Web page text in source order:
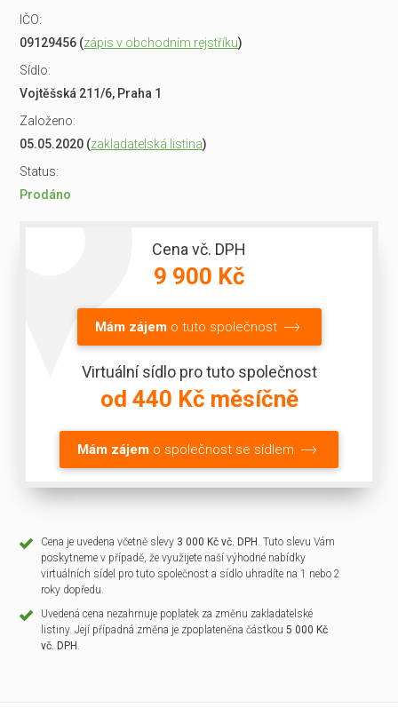
IČO:
09129456 (zápis v obchodním rejstříku)
Sídlo:
Vojtěšská 211/6, Praha 1
Založeno:
05.05.2020 (zakladatelská listina)
Status:
Prodáno
Cena vč. DPH
9 900 Kč
Mám zájemo tuto společnost
Virtuální sídlo pro tuto společnost
od 440 Kč měsíčně
Mám zájem o společnost se sídlem
Cena je uvedena včetně slevy 3 000 Kč vč. DPH . Tuto slevu Vám
poskytneme v případě, že využijete naší výhodné nabídky
virtuálních sídel pro tuto společnost a sídlo uhradíte na 1 nebo 2
roky dopředu.
Uvedená cena nezahrnuje poplatek za změnu zakladatelské
listiny. Její případná změna je zpoplateněna částkou5 000 Kč
vč. DPH .